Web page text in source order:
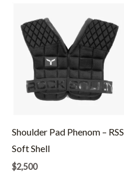
Shoulder Pad Phenom – RSS
Soft Shell
$2,500